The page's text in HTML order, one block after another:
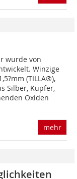
wurde von
Winzige
(TILLA®),
Silber, Kupfer,
Oxiden
mehr